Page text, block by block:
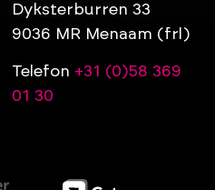
Dyksterburren 33
9036 MR Menaam (frl)
Telefon +31 (0)58 369
01 30